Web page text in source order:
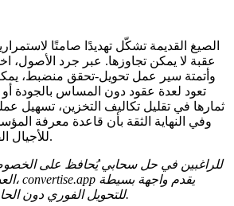
الصيغ القديمة تشكّل تهديدًا صامتًا
عقبة لا يمكن تجاوزها. عبر جرد الأصول،
وأتمتة سير عمل تحويل‑تحقق منضبط،
تعود لعدة عقود دون المساس بالجودة أو
ثمارها في تقليل تكاليف التخزين، تسهيل
وفي النهاية الثقة بأن قاعدة معرفة
للأجيال القادمة من المستخدمين.
للراغبين في حل سحابي يُحافظ على
العديد من الصيغ المذكورة، convertise.app
للتحويل الفوري دون الحاجة لتثبيت برامج محلية.